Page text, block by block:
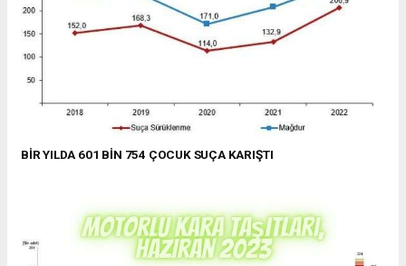
BİR YILDA 601 BİN 754 ÇOCUK SUÇA KARIŞTI